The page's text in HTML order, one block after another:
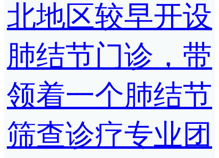
北地区较早开设
肺结节门诊，带
领着一个肺结节
筛查诊疗专业团